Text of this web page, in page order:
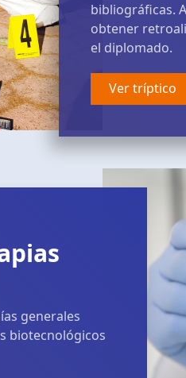
bibliográficas.
obtener
el diplomado.
Ver tríptico
generales
biotecnológicos